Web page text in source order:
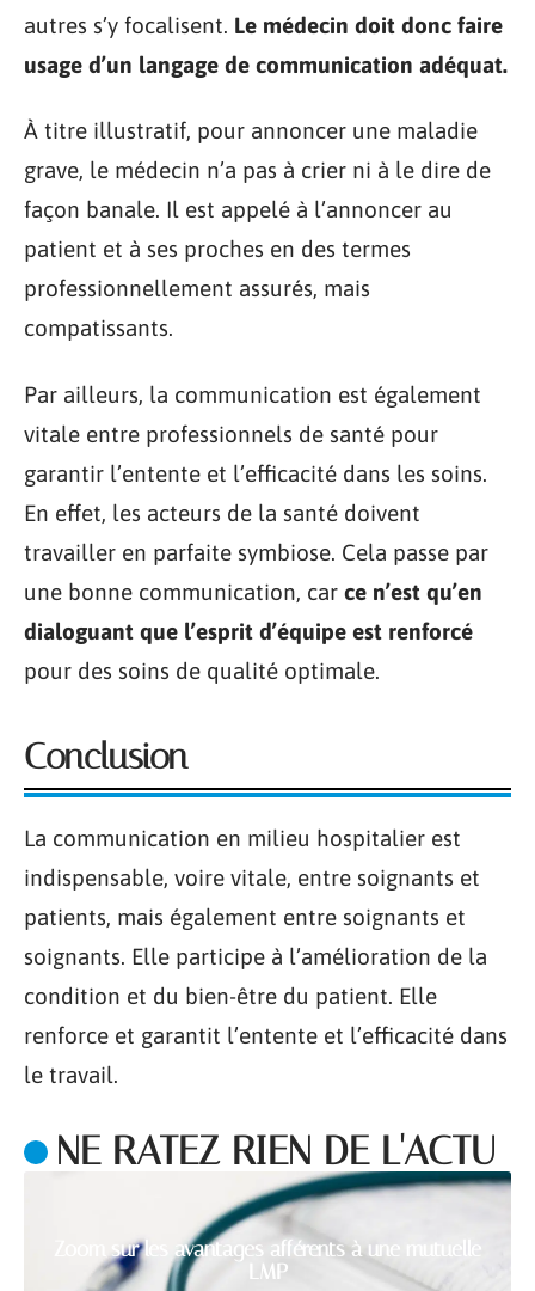
autres s’y focalisent. Le médecin doit donc faire
usage d’un langage de communication adéquat.
À titre illustratif, pour annoncer une maladie
grave, le médecin n’a pas à crier ni à le dire de
façon banale. Il est appelé à l’annoncer au
patient et à ses proches en des termes
professionnellement assurés, mais
compatissants.
Par ailleurs, la communication est également
vitale entre professionnels de santé pour
garantir l’entente et l’efficacité dans les soins.
En effet, les acteurs de la santé doivent
travailler en parfaite symbiose. Cela passe par
une bonne communication, car ce n’est qu’en
dialoguant que l’esprit d’équipe est renforcé
pour des soins de qualité optimale.
Conclusion
La communication en milieu hospitalier est
indispensable, voire vitale, entre soignants et
patients, mais également entre soignants et
soignants. Elle participe à l’amélioration de la
condition et du bien-être du patient. Elle
renforce et garantit l’entente et l’efficacité dans
le travail.
NE RATEZ RIEN DE L'ACTU
Zoom sur les avantages afférents à une mutuelle
LMP